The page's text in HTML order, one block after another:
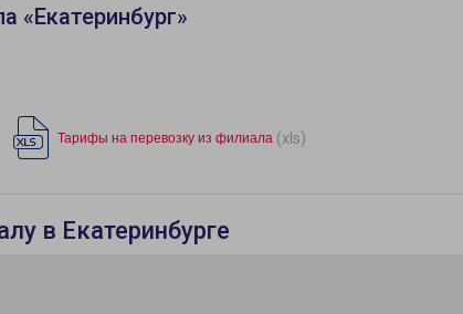
«Екатеринбург»
Тарифы на перевозку из филиала (xls)
в Екатеринбурге